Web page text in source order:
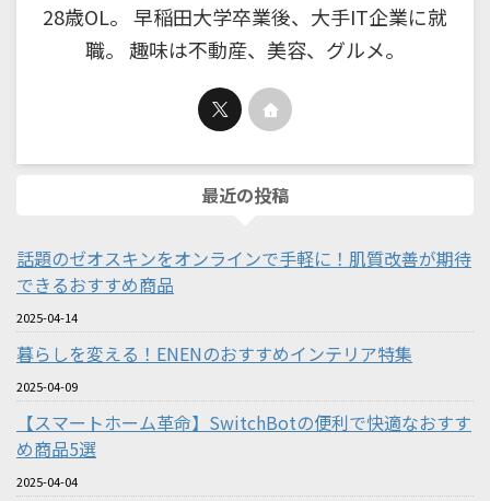
28歳OL。 早稲田大学卒業後、大手IT企業に就
職。 趣味は不動産、美容、グルメ。
最近の投稿
話題のゼオスキンをオンラインで手軽に！肌質改善が期待
できるおすすめ商品
2025-04-14
暮らしを変える！ENENのおすすめインテリア特集
2025-04-09
【スマートホーム革命】SwitchBotの便利で快適なおすす
め商品5選
2025-04-04